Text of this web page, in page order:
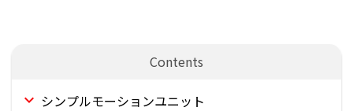
シンプルモーションユニット